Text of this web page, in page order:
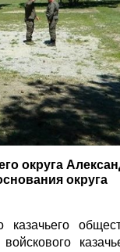
округа
округа
казачьего